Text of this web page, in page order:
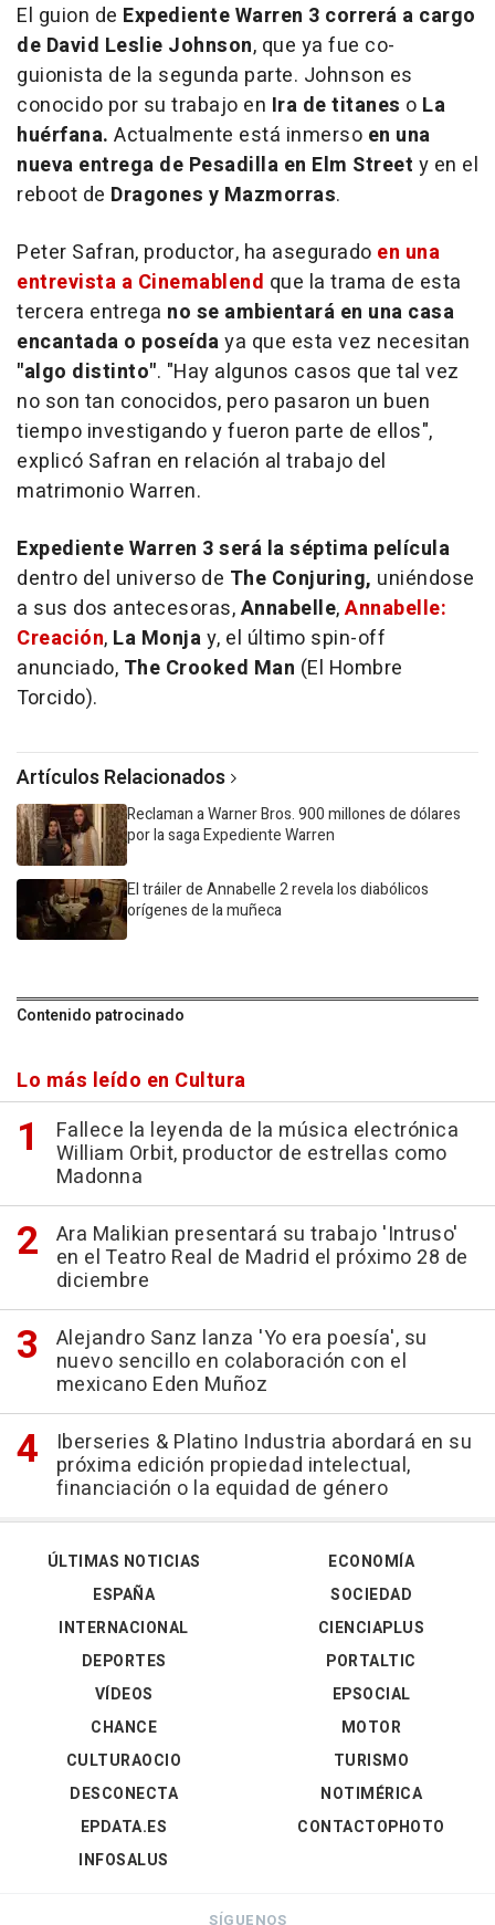
El guion de Expediente Warren 3 correrá a cargo
de David Leslie Johnson, que ya fue co-
guionista de la segunda parte. Johnson es
conocido por su trabajo en Ira de titanes o La
huérfana. Actualmente está inmerso en una
nueva entrega de Pesadilla en Elm Street y en el
reboot de Dragones y Mazmorras.
Peter Safran, productor, ha asegurado en una
entrevista a Cinemablend que la trama de esta
tercera entrega no se ambientará en una casa
encantada o poseídaya que esta vez necesitan
"algo distinto". "Hay algunos casos que tal vez
no son tan conocidos, pero pasaron un buen
tiempo investigando y fueron parte de ellos",
explicó Safran en relación al trabajo del
matrimonio Warren.
Expediente Warren 3 será la séptima película
dentro del universo de The Conjuring, uniéndose
a sus dos antecesoras,Annabelle,Annabelle:
Creación, La Monjay, el último spin-off
anunciado, The Crooked Man (El Hombre
Torcido).
Artículos Relacionados
Reclaman a Warner Bros. 900 millones de dólares
por la saga Expediente Warren
El tráiler de Annabelle 2 revela los diabólicos
orígenes de la muñeca
Contenido patrocinado
Lo más leído en Cultura
Fallece la leyenda de la música electrónica
William Orbit, productor de estrellas como
Madonna
Ara Malikian presentará su trabajo 'Intruso'
en el Teatro Real de Madrid el próximo 28 de
diciembre
Alejandro Sanz lanza 'Yo era poesía', su
nuevo sencillo en colaboración con el
mexicano Eden Muñoz
Iberseries & Platino Industria abordará en su
próxima edición propiedad intelectual,
financiación o la equidad de género
ÚLTIMAS NOTICIAS
ESPAÑA
INTERNACIONAL
DEPORTES
VÍDEOS
ECONOMÍA
SOCIEDAD
CIENCIAPLUS
PORTALTIC
EPSOCIAL
CHANCE
CULTURAOCIO
DESCONECTA
EPDATA.ES
INFOSALUS
MOTOR
TURISMO
NOTIMÉRICA
CONTACTOPHOTO
SÍGUENOS